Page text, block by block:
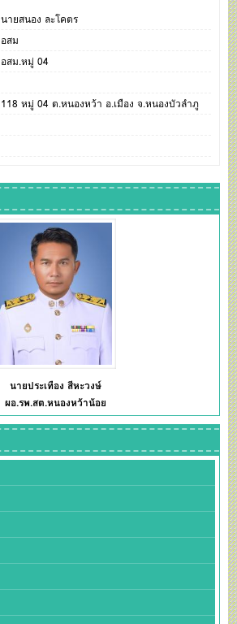
นายสนอง ละโคตร
อสม
อสม.หมู่ 04
118 หมู่ 04 ต.หนองหว้า อ.เมือง จ.หนองบัวลำภู
นายประเทือง สีหะวงษ์
ผอ.รพ.สต.หนองหว้าน้อย